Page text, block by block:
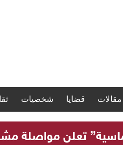
مقالات قضايا شخصيات
تعلن مواصلة